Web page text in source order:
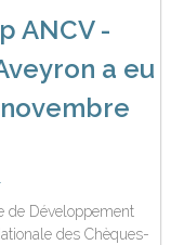
ANCV -
a eu
de Développement
des Chèques-